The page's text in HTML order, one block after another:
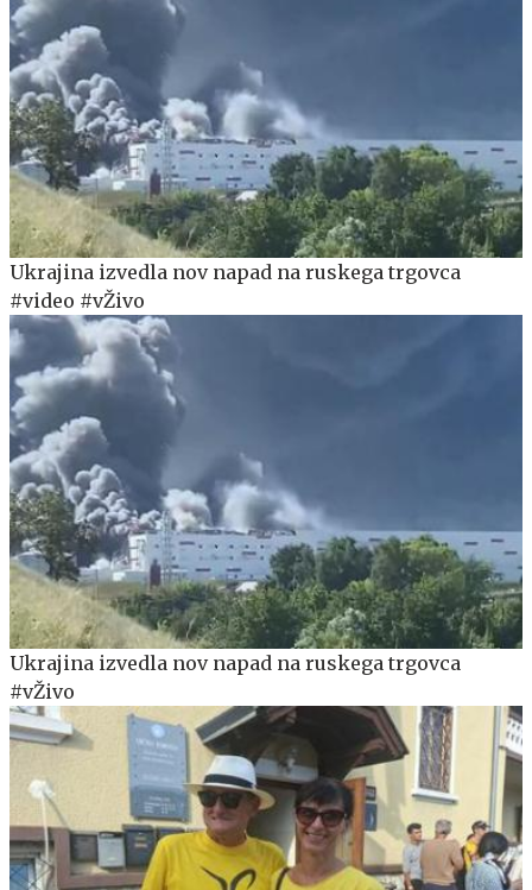
Ukrajina izvedla nov napad na ruskega trgovca
#video #vŽivo
Ukrajina izvedla nov napad na ruskega trgovca
#vŽivo